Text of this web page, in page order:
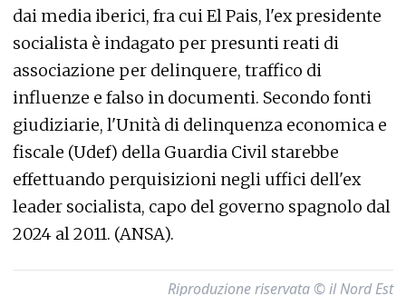
dai media iberici, fra cui El Pais, l'ex presidente
socialista è indagato per presunti reati di
associazione per delinquere, traffico di
influenze e falso in documenti. Secondo fonti
giudiziarie, l'Unità di delinquenza economica e
fiscale (Udef) della Guardia Civil starebbe
effettuando perquisizioni negli uffici dell'ex
leader socialista, capo del governo spagnolo dal
2024 al 2011. (ANSA).
Riproduzione riservata © il Nord Est